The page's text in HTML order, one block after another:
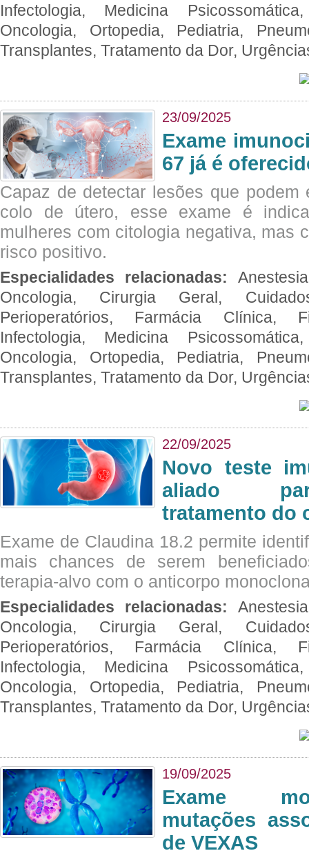
Infectologia, Medicina
Oncologia, Ortopedia, Pediatria,
Transplantes, Tratamento da Dor,
23/09/2025
Exame
67 já é
Capaz de detectar lesões que
colo de útero, esse exame é
mulheres com citologia negativa, mas
risco positivo.
Especialidades relacionadas:
Oncologia, Cirurgia Geral,
Perioperatórios, Farmácia Clínica,
Infectologia, Medicina
Oncologia, Ortopedia, Pediatria,
Transplantes, Tratamento da Dor,
22/09/2025
Novo teste
aliado
tratamento do
Exame de Claudina 18.2 permite
mais chances de serem
terapia-alvo com o anticorpo
Especialidades relacionadas:
Oncologia, Cirurgia Geral,
Perioperatórios, Farmácia Clínica,
Infectologia, Medicina
Oncologia, Ortopedia, Pediatria,
Transplantes, Tratamento da Dor,
19/09/2025
Exame
mutações
de VEXAS